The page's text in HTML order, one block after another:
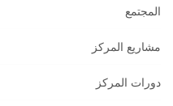
المجتمع
مشاريع المركز
دورات المركز